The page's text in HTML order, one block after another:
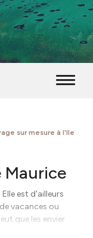
sur mesure à l'Ile
Maurice
est d'ailleurs
vacances ou
que les envier
cristallines, son